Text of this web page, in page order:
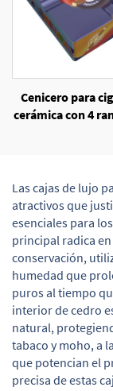
Cenicero para
cerámica con 4
Las cajas de lujo
atractivos que
esenciales para
principal radica
conservación,
humedad que
puros al tiempo
interior de cedro
natural,
tabaco y moho, a
que potencian el
precisa de estas